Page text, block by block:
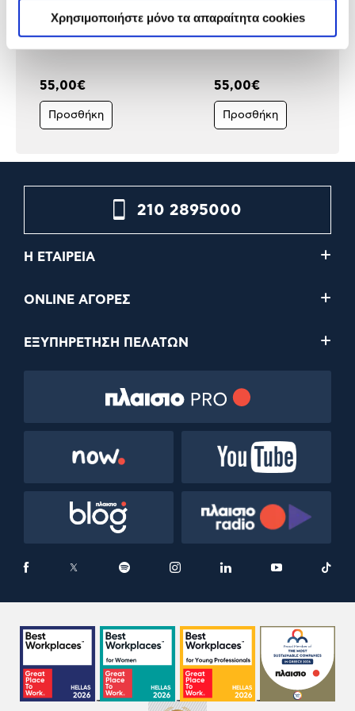
Χρησιμοποιήστε μόνο τα απαραίτητα cookies
Eastpak Τσάντα Πλάτης
Padded Pak'r Flora Fade Lilac
55,00€
Προσθήκη
Eastpak Τσάντα Πλάτης
Padded Pak'r Flora Fade
55,00€
Προσθήκη
210 2895000
Η ΕΤΑΙΡΕΙΑ
ONLINE ΑΓΟΡΕΣ
ΕΞΥΠΗΡΕΤΗΣΗ ΠΕΛΑΤΩΝ